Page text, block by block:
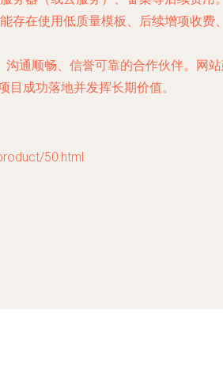
存在使用低质量模板、后续增项收费
通顺畅、信誉可靠的合作伙伴。网
目成功落地并发挥长期价值。
50.html